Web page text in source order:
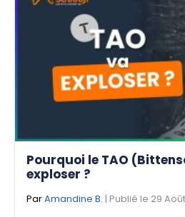
Pourquoi le TAO
exploser ?
ParAmandine B. | Publié le 29